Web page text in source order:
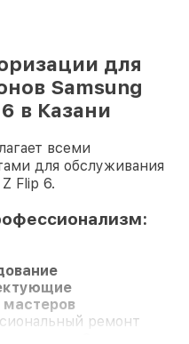
для
Samsung
в Казани
всеми
для обслуживания
Flip 6.
ремонт